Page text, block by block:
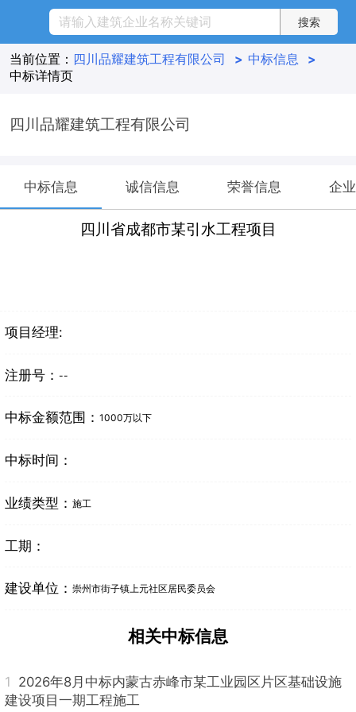
当前位置： 四川品耀建筑工程有限公司 > 中标信息
>
中标详情页
四川品耀建筑工程有限公司
中标信息 诚信信息 荣誉信息 企
四川省成都市某引水工程项目
项目经理:
注册号： --
中标金额范围： 1000万以下
中标时间：
业绩类型： 施工
工期：
建设单位： 崇州市街子镇上元社区居民委员会
相关中标信息
1 2026年8月中标内蒙古赤峰市某工业园区片区基础设施
建设项目一期工程施工